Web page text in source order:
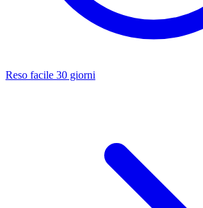
Reso facile 30 giorni